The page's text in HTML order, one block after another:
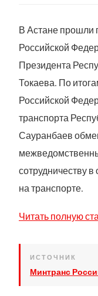
В Астане прошли
Российской
Президента
Токаева. По
Российской
транспорта
Сауранбаев
сотрудничеству
на транспорте.
Читать полную
ИСТОЧНИК
Минтранс